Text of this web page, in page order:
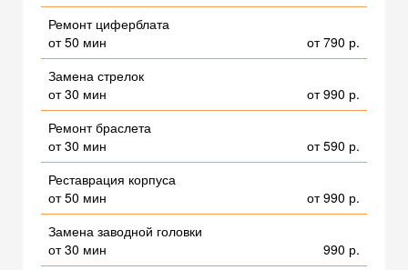
Ремонт циферблата
от 50 мин
от 790 р.
Замена стрелок
от 30 мин
от 990 р.
Ремонт браслета
от 30 мин
от 590 р.
Реставрация корпуса
от 50 мин
от 990 р.
Замена заводной головки
от 30 мин
990 р.